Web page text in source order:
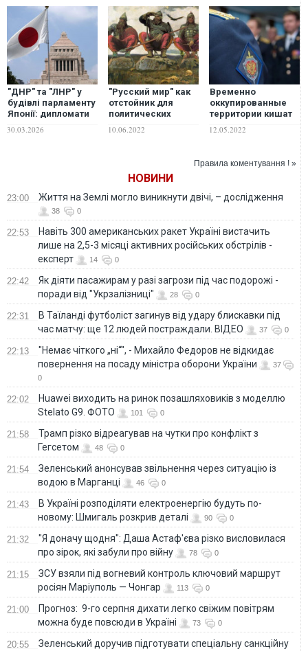
"ДНР" та "ЛНР" у
будівлі парламенту
Японії: дипломати
України
відреагували на
30.03.2026
"Русский мир" как
отстойник для
политических
отбросов, –
Кочетков
10.06.2022
Временно
оккупированные
территории кишат
сотрудниками ФСБ:
краткий обзор
спецслужб
12.05.2022
Правила коментування ! »
НОВИНИ
23:00 Життя на Землі могло виникнути двічі, – дослідження
38 0
22:53
Навіть 300 американських ракет Україні вистачить
лише на 2,5-3 місяці активних російських обстрілів -
експерт
14 0
22:42
Як діяти пасажирам у разі загрози під час подорожі -
поради від "Укрзалізниці"
28 0
22:31
В Таїланді футболіст загинув від удару блискавки під
час матчу: ще 12 людей постраждали. ВІДЕО
37 0
22:13
"Немає чіткого „ні“", - Михайло Федоров не відкидає
повернення на посаду міністра оборони України
37
0
22:02
Huawei виходить на ринок позашляховиків з моделлю
Stelato G9. ФОТО
101 0
21:58
Трамп різко відреагував на чутки про конфлікт з
Гегсетом
48 0
21:54
Зеленський анонсував звільнення через ситуацію із
водою в Марганці
46 0
21:43
В Україні розподіляти електроенергію будуть по-
новому: Шмигаль розкрив деталі
90 0
21:32
"Я доначу щодня": Даша Астаф'єва різко висловилася
про зірок, які забули про війну
78 0
21:15
ЗСУ взяли під вогневий контроль ключовий маршрут
росіян Маріуполь — Чонгар
113 0
21:00
Прогноз: 9-го серпня дихати легко свіжим повітрям
можна буде повсюди в Україні
73 0
20:55
Зеленський доручив підготувати спеціальну санкційну